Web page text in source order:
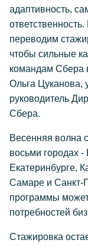
адаптивность,
переводим
чтобы сильные
командам Сбера
Ольга Цуканова,
руководитель
Сбера.
Весенняя волна
восьми городах
Екатеринбурге,
Самаре и Санкт-
программы
потребностей
Стажировка